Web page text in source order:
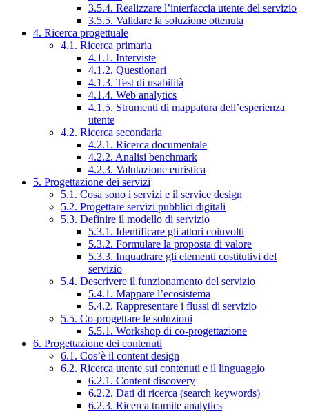
3.5.4. Realizzare l’interfaccia utente del servizio
3.5.5. Validare la soluzione ottenuta
4. Ricerca progettuale
4.1. Ricerca primaria
4.1.1. Interviste
4.1.2. Questionari
4.1.3. Test di usabilità
4.1.4. Web analytics
4.1.5. Strumenti di mappatura dell’esperienza
utente
4.2. Ricerca secondaria
4.2.1. Ricerca documentale
4.2.2. Analisi benchmark
4.2.3. Valutazione euristica
5. Progettazione dei servizi
5.1. Cosa sono i servizi e il service design
5.2. Progettare servizi pubblici digitali
5.3. Definire il modello di servizio
5.3.1. Identificare gli attori coinvolti
5.3.2. Formulare la proposta di valore
5.3.3. Inquadrare gli elementi costitutivi del
servizio
5.4. Descrivere il funzionamento del servizio
5.4.1. Mappare l’ecosistema
5.4.2. Rappresentare i flussi di servizio
5.5. Co-progettare le soluzioni
5.5.1. Workshop di co-progettazione
6. Progettazione dei contenuti
6.1. Cos’è il content design
6.2. Ricerca utente sui contenuti e il linguaggio
6.2.1. Content discovery
6.2.2. Dati di ricerca (search keywords)
6.2.3. Ricerca tramite analytics